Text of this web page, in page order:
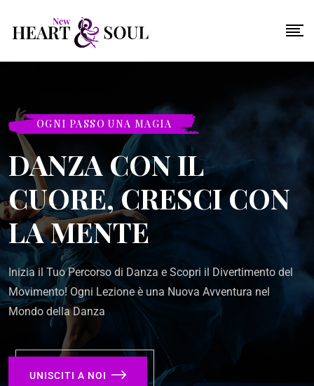
OGNI PASSO UNA MAGIA
DANZA CON IL
CUORE, CRESCI CON
LA MENTE
Inizia il Tuo Percorso di Danza e Scopri il Divertimento del
Movimento! Ogni Lezione è una Nuova Avventura nel
Mondo della Danza
UNISCITI A NOI